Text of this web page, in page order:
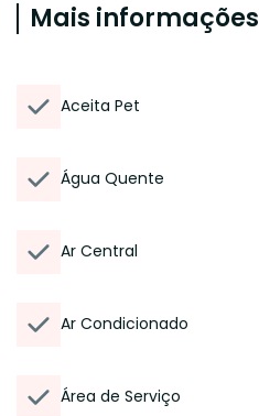
Mais informações
Aceita Pet
Água Quente
Ar Central
Ar Condicionado
Área de Serviço